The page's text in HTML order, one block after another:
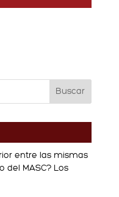
entre las mismas
del MASC? Los